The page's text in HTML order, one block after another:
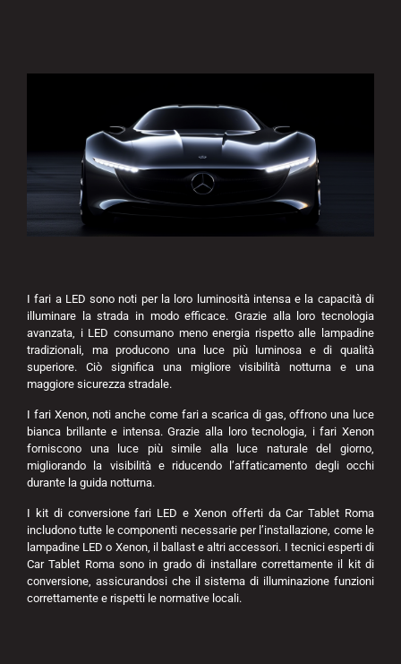
I fari a LED sono noti per la loro luminosità intensa e la capacità di
illuminare la strada in modo efficace. Grazie alla loro tecnologia
avanzata, i LED consumano meno energia rispetto alle lampadine
tradizionali, ma producono una luce più luminosa e di qualità
superiore. Ciò significa una migliore visibilità notturna e una
maggiore sicurezza stradale.
I fari Xenon, noti anche come fari a scarica di gas, offrono una luce
bianca brillante e intensa. Grazie alla loro tecnologia, i fari Xenon
forniscono una luce più simile alla luce naturale del giorno,
migliorando la visibilità e riducendo l’affaticamento degli occhi
durante la guida notturna.
I kit di conversione fari LED e Xenon offerti da Car Tablet Roma
includono tutte le componenti necessarie per l’installazione, come le
lampadine LED o Xenon, il ballast e altri accessori. I tecnici esperti di
Car Tablet Roma sono in grado di installare correttamente il kit di
conversione, assicurandosi che il sistema di illuminazione funzioni
correttamente e rispetti le normative locali.